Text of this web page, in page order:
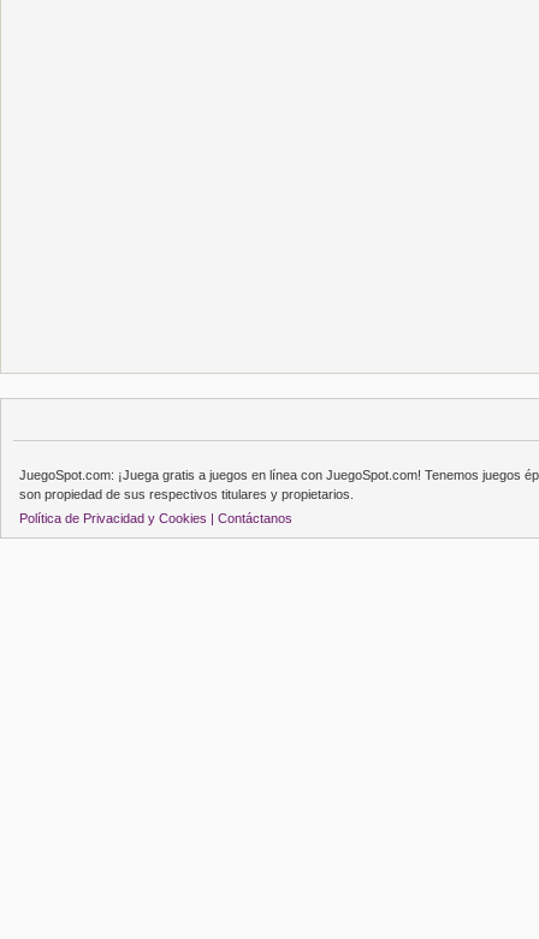
JuegoSpot.com: ¡Juega gratis a juegos en línea con JuegoSpot.com! Tenemos juegos
son propiedad de sus respectivos titulares y propietarios.
Política de Privacidad y Cookies | Contáctanos